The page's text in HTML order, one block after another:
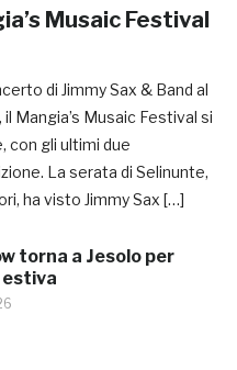
Musaic Festival
di Jimmy Sax & Band al
Mangia’s Musaic Festival si
con gli ultimi due
La serata di Selinunte,
ha visto Jimmy Sax […]
torna a Jesolo per
estiva